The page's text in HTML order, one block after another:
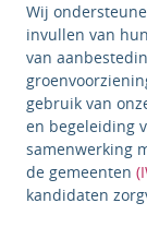
Wij
invullen van
van
gebruik van
en begeleiding
samenwerking
de gemeenten
kandidaten